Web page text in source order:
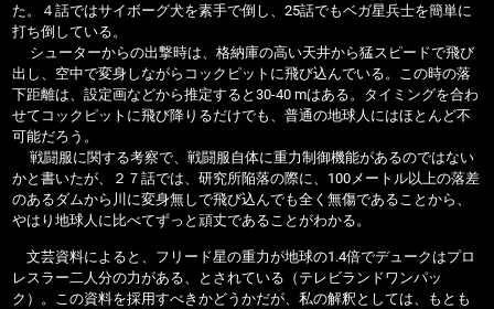
た。４話ではサイボーグ犬を素手で倒し、25話でもベガ星兵士を簡単に
打ち倒している。
シューターからの出撃時は、格納庫の高い天井から猛スピードで飛び
出し、空中で変身しながらコックピットに飛び込んでいる。この時の落
下距離は、設定画などから推定すると30-40 mはある。タイミングを合わ
せてコックピットに飛び降りるだけでも、普通の地球人にはほとんど不
可能だろう。
戦闘服に関する考察で、戦闘服自体に重力制御機能があるのではない
かと書いたが、２７話では、研究所陥落の際に、100メートル以上の落差
のあるダムから川に変身無しで飛び込んでも全く無傷であることから、
やはり地球人に比べてずっと頑丈であることがわかる。
文芸資料によると、フリード星の重力が地球の1.4倍でデュークはプロ
レスラー二人分の力がある、とされている（テレビランドワンパッ
ク）。この資料を採用すべきかどうかだが、私の解釈としては、もとも